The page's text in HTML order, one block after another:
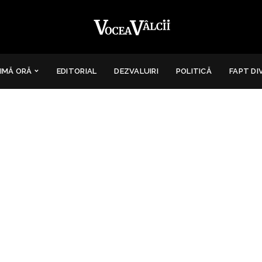
ORĂ EDITORIAL DEZVALUIRI POLITICĂ FAPT